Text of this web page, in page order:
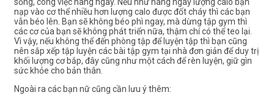
nạp vào cơ thể nhiều hơn lượng calo được đốt cháy thì các bạn
vẫn béo lên. Bạn sẽ không béo phì ngay, mà dừng tập gym thì
các cơ của bạn sẽ không phát triển nữa, thậm chí có thể teo lại.
Vì vậy, nếu không thể đến phòng tập để luyện tập thì bạn cũng
nên sắp xếp tập luyện các bài tập gym tại nhà đơn giản để duy trị
khối lượng cơ bắp, đây cũng như một cách để rèn luyện, giữ gìn
sức khỏe cho bản thân.
Ngoài ra các bạn nữ cũng cần lưu ý thêm: